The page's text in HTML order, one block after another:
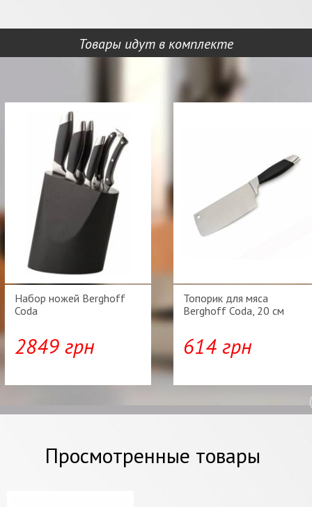
Товары идут в комплекте
Набор ножей Berghoff
Coda
2849 грн
Топорик для мяса
Berghoff Coda, 20 см
614 грн
Просмотренные товары